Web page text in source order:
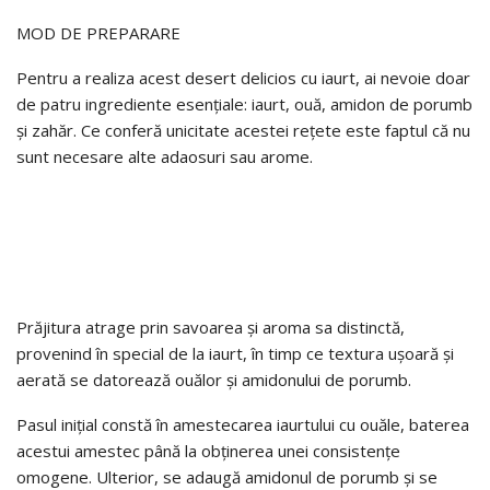
MOD DE PREPARARE
Pentru a realiza acest desert delicios cu iaurt, ai nevoie doar
de patru ingrediente esențiale: iaurt, ouă, amidon de porumb
și zahăr. Ce conferă unicitate acestei rețete este faptul că nu
sunt necesare alte adaosuri sau arome.
Prăjitura atrage prin savoarea și aroma sa distinctă,
provenind în special de la iaurt, în timp ce textura ușoară și
aerată se datorează ouălor și amidonului de porumb.
Pasul inițial constă în amestecarea iaurtului cu ouăle, baterea
acestui amestec până la obținerea unei consistențe
omogene. Ulterior, se adaugă amidonul de porumb și se